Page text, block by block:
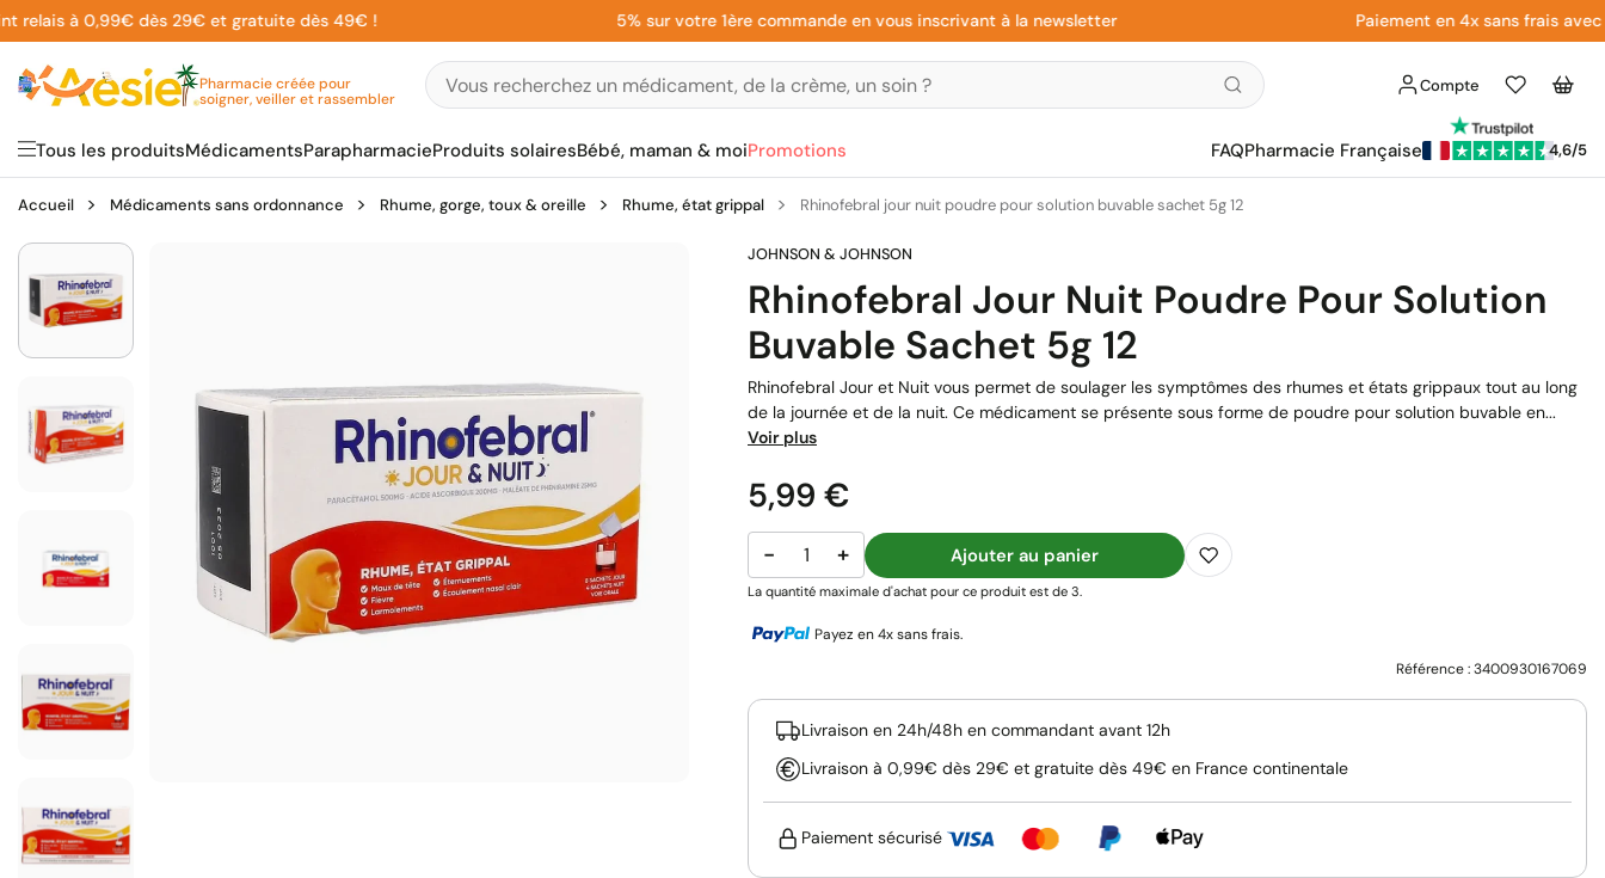
Aller
au
contenu
à 0,99€ dès 29€ et gratuite dès 49€ ! 5% sur votre 1ère commande en vous inscrivant à la newsletter Paiement en 4x sans frais avec
Pharmacie créée pour
soigner, veiller et rassembler
Compte
Liste
d'envies
Panier
Tous les produitsMédicamentsParapharmacieProduits solairesBébé, maman & moiPromotions FAQPharmacie Française 4,6/5
Accueil Médicaments sans ordonnance Rhume, gorge, toux & oreille Rhume, état grippal Rhinofebral jour nuit poudre pour solution buvable sachet 5g 12
Rhinofebral Jour Nuit Poudre Pour Solution
Buvable Sachet 5g 12
Rhinofebral Jour et Nuit vous permet de soulager les symptômes des rhumes et états grippaux tout au long
de la journée et de la nuit. Ce médicament se présente sous forme de poudre pour solution buvable en...
Voir plus
Prix
5,99 €
− + Ajouter au panier
La quantité maximale d'achat pour ce produit est de 3.
Payez en 4x sans frais.
Référence :3400930167069
Livraison en 24h/48h en commandant avant 12h
Livraison à 0,99€ dès 29€ et gratuite dès 49€ en France continentale
Paiement sécurisé